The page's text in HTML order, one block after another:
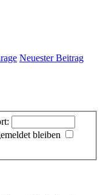
Neuester Beitrag
bleiben